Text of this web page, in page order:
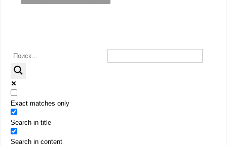
Exact matches only
Search in title
Search in content